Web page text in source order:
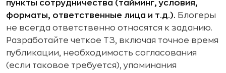
пункты сотрудничества (тайминг, условия,
форматы, ответственные лица и т.д.). Блогеры
не всегда ответственно относятся к заданию.
Разработайте четкое ТЗ, включая точное время
публикации, необходимость согласования
(если таковое требуется), упоминания